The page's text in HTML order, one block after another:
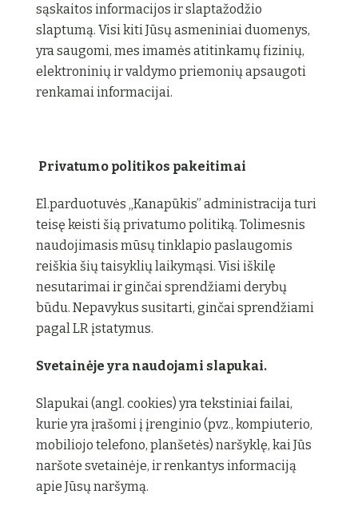
sąskaitos informacijos ir slaptažodžio
slaptumą. Visi kiti Jūsų asmeniniai duomenys,
yra saugomi, mes imamės atitinkamų fizinių,
elektroninių ir valdymo priemonių apsaugoti
renkamai informacijai.
Privatumo politikos pakeitimai
El.parduotuvės „Kanapūkis” administracija turi
teisę keisti šią privatumo politiką. Tolimesnis
naudojimasis mūsų tinklapio paslaugomis
reiškia šių taisyklių laikymąsi. Visi iškilę
nesutarimai ir ginčai sprendžiami derybų
būdu. Nepavykus susitarti, ginčai sprendžiami
pagal LR įstatymus.
Svetainėje yra naudojami slapukai.
Slapukai (angl. cookies) yra tekstiniai failai,
kurie yra įrašomi į įrenginio (pvz., kompiuterio,
mobiliojo telefono, planšetės) naršyklę, kai Jūs
naršote svetainėje, ir renkantys informaciją
apie Jūsų naršymą.